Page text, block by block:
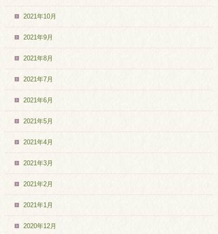
2021年10月
2021年9月
2021年8月
2021年7月
2021年6月
2021年5月
2021年4月
2021年3月
2021年2月
2021年1月
2020年12月